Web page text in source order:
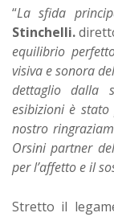
“La sfida
Stinchelli.
equilibrio
visiva e sonora
dettaglio dalla
esibizioni è
nostro
Orsini partner
per l’affetto e il
Stretto il